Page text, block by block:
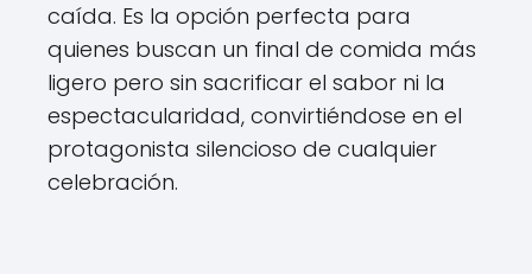
caída. Es la opción perfecta para
quienes buscan un final de comida más
ligero pero sin sacrificar el sabor ni la
espectacularidad, convirtiéndose en el
protagonista silencioso de cualquier
celebración.